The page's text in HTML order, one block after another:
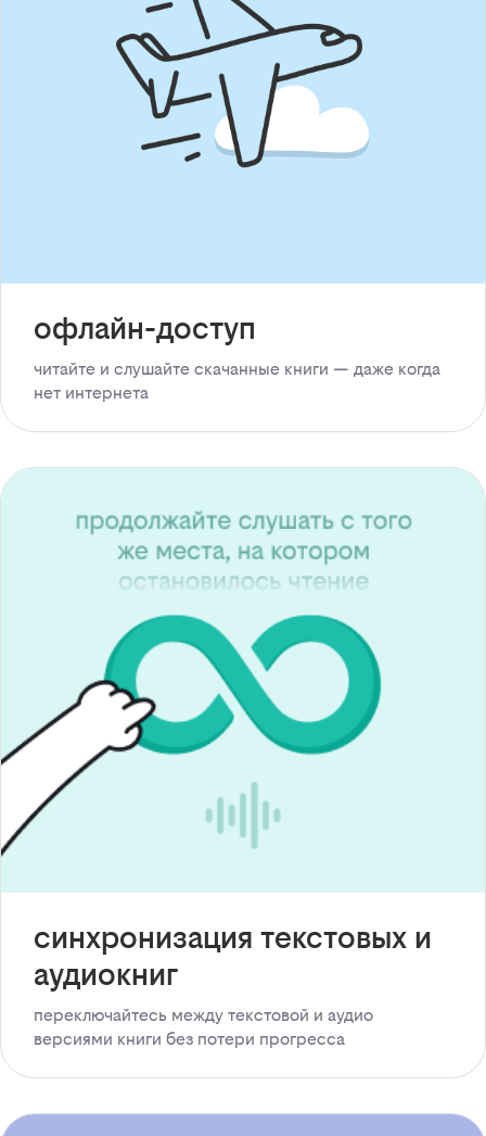
офлайн-доступ
читайте и слушайте скачанные книги — даже когда
нет интернета
синхронизация текстовых и
аудиокниг
переключайтесь между текстовой и аудио
версиями книги без потери прогресса